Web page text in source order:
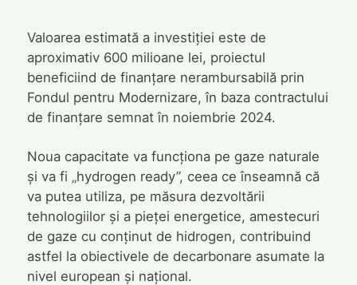
Valoarea estimată a investiției este de
aproximativ 600 milioane lei, proiectul
beneficiind de finanțare nerambursabilă prin
Fondul pentru Modernizare, în baza contractului
de finanțare semnat în noiembrie 2024.
Noua capacitate va funcționa pe gaze naturale
și va fi „hydrogen ready”, ceea ce înseamnă că
va putea utiliza, pe măsura dezvoltării
tehnologiilor și a pieței energetice, amestecuri
de gaze cu conținut de hidrogen, contribuind
astfel la obiectivele de decarbonare asumate la
nivel european și național.